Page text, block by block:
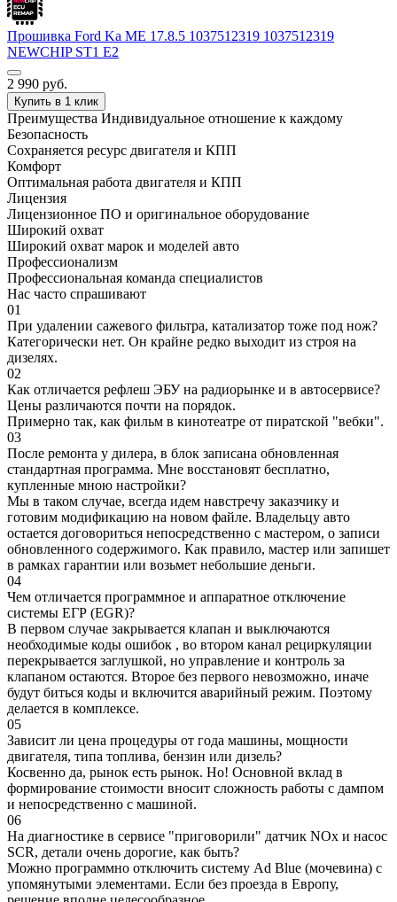
Прошивка Ford Ka ME 17.8.5 1037512319 1037512319
NEWCHIP ST1 E2
2 990 руб.
Купить в 1 клик
Преимущества Индивидуальное отношение к каждому
Безопасность
Сохраняется ресурс двигателя и КПП
Комфорт
Оптимальная работа двигателя и КПП
Лицензия
Лицензионное ПО и оригинальное оборудование
Широкий охват
Широкий охват марок и моделей авто
Профессионализм
Профессиональная команда специалистов
Нас часто спрашивают
01
При удалении сажевого фильтра, катализатор тоже под нож?
Категорически нет. Он крайне редко выходит из строя на
дизелях.
02
Как отличается рефлеш ЭБУ на радиорынке и в автосервисе?
Цены различаются почти на порядок.
Примерно так, как фильм в кинотеатре от пиратской "вебки".
03
После ремонта у дилера, в блок записана обновленная
стандартная программа. Мне восстановят бесплатно,
купленные мною настройки?
Мы в таком случае, всегда идем навстречу заказчику и
готовим модификацию на новом файле. Владельцу авто
остается договориться непосредственно с мастером, о записи
обновленного содержимого. Как правило, мастер или запишет
в рамках гарантии или возьмет небольшие деньги.
04
Чем отличается программное и аппаратное отключение
системы ЕГР (EGR)?
В первом случае закрывается клапан и выключаются
необходимые коды ошибок , во втором канал рециркуляции
перекрывается заглушкой, но управление и контроль за
клапаном остаются. Второе без первого невозможно, иначе
будут биться коды и включится аварийный режим. Поэтому
делается в комплексе.
05
Зависит ли цена процедуры от года машины, мощности
двигателя, типа топлива, бензин или дизель?
Косвенно да, рынок есть рынок. Но! Основной вклад в
формирование стоимости вносит сложность работы с дампом
и непосредственно с машиной.
06
На диагностике в сервисе "приговорили" датчик NOx и насос
SCR, детали очень дорогие, как быть?
Можно программно отключить систему Ad Blue (мочевина) с
упомянутыми элементами. Если без проезда в Европу,